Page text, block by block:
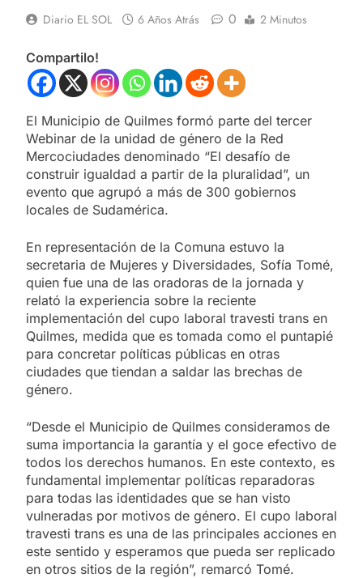
Diario EL SOL 6 Años Atrás 0 2 Minutos
Compartilo!
El Municipio de Quilmes formó parte del tercer
Webinar de la unidad de género de la Red
Mercociudades denominado “El desafío de
construir igualdad a partir de la pluralidad”, un
evento que agrupó a más de 300 gobiernos
locales de Sudamérica.
En representación de la Comuna estuvo la
secretaria de Mujeres y Diversidades, Sofía Tomé,
quien fue una de las oradoras de la jornada y
relató la experiencia sobre la reciente
implementación del cupo laboral travesti trans en
Quilmes, medida que es tomada como el puntapié
para concretar políticas públicas en otras
ciudades que tiendan a saldar las brechas de
género.
“Desde el Municipio de Quilmes consideramos de
suma importancia la garantía y el goce efectivo de
todos los derechos humanos. En este contexto, es
fundamental implementar políticas reparadoras
para todas las identidades que se han visto
vulneradas por motivos de género. El cupo laboral
travesti trans es una de las principales acciones en
este sentido y esperamos que pueda ser replicado
en otros sitios de la región”, remarcó Tomé.